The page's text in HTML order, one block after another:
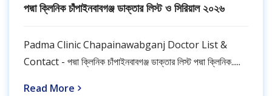
পদ্মা ক্লিনিক চাঁপাইনবাবগঞ্জ ডাক্তার লিস্ট ও সিরিয়াল ২০২৬
Padma Clinic Chapainawabganj Doctor List &
Contact - পদ্মা ক্লিনিক চাঁপাইনবাবগঞ্জ ডাক্তার লিস্ট পদ্মা ক্লিনিক.....
Read More